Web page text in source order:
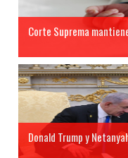
Corte Suprema
Donald Trump y